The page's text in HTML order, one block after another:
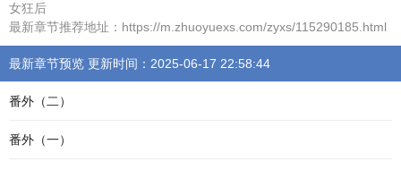
女狂后
最新章节推荐地址：https://m.zhuoyuexs.com/zyxs/115290185.html
最新章节预览 更新时间：2025-06-17 22:58:44
番外（二）
番外（一）